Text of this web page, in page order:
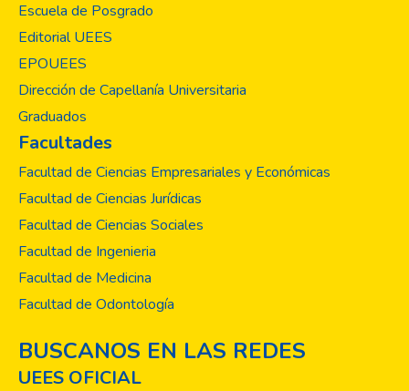
Escuela de Posgrado
Editorial UEES
EPOUEES
Dirección de Capellanía Universitaria
Graduados
Facultades
Facultad de Ciencias Empresariales y Económicas
Facultad de Ciencias Jurídicas
Facultad de Ciencias Sociales
Facultad de Ingenieria
Facultad de Medicina
Facultad de Odontología
BUSCANOS EN LAS REDES
UEES OFICIAL